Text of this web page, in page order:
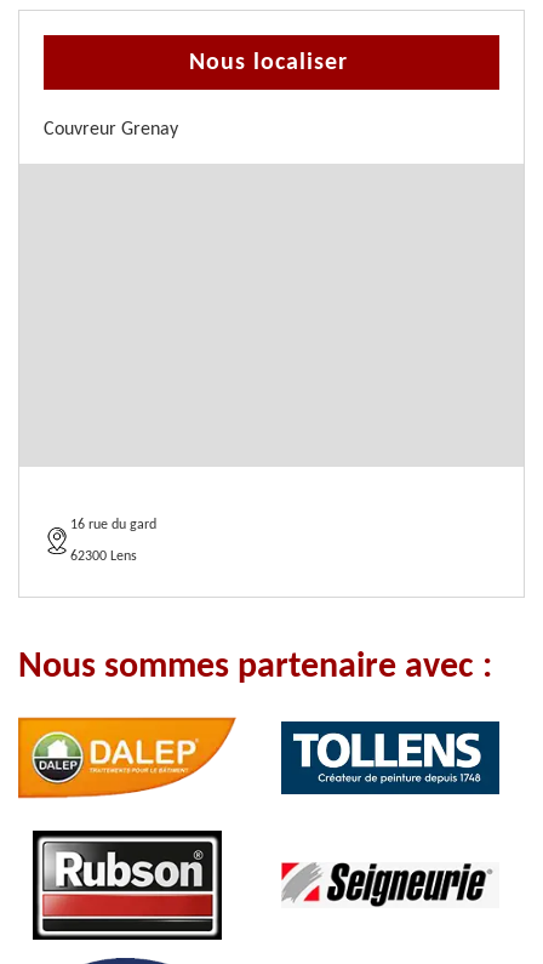
Nous localiser
Couvreur Grenay
16 rue du gard
62300 Lens
Nous sommes partenaire avec :